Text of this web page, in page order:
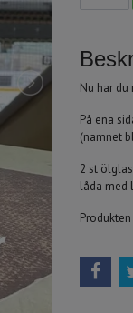
Nu har
På ena
(namnet
2 st
låda med